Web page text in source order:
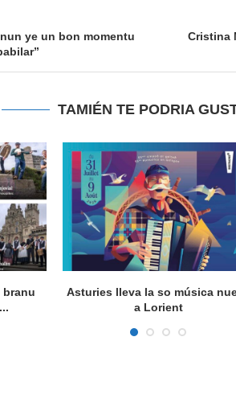
ye un bon momentu
Cristina
TAMIÉN TE PODRIA
branu
Asturies lleva la so música
a Lorient